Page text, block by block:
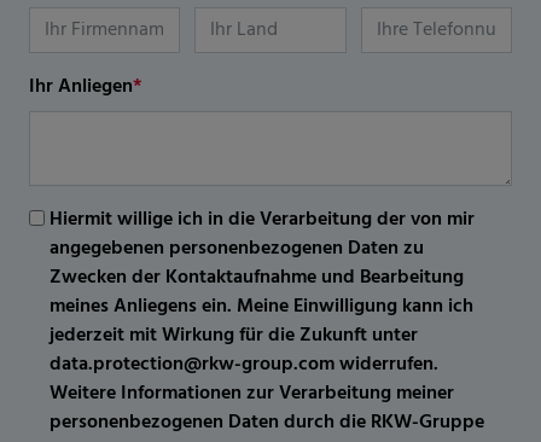
Ihr Anliegen*
Hiermit willige ich in die Verarbeitung der von mir
angegebenen personenbezogenen Daten zu
Zwecken der Kontaktaufnahme und Bearbeitung
meines Anliegens ein. Meine Einwilligung kann ich
jederzeit mit Wirkung für die Zukunft unter
data.protection@rkw-group.com widerrufen.
Weitere Informationen zur Verarbeitung meiner
personenbezogenen Daten durch die RKW-Gruppe